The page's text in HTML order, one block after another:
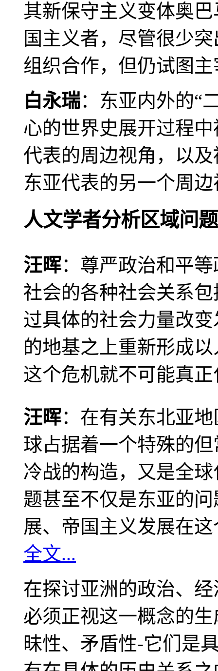
其新保守主义变体奥
国主义者，尽管很少
组织合作，但仍试图
白永瑞：东亚内外的“
心的世界史展开过程
代表的周边视角，以
东亚代表的另一个周
人文学者分析区域问题
汪晖：尊严政治和平
社会的各种社会关系
过具体的社会力量改
的地基之上重新形成
这个危机就不可能真
汪晖：在有关东北亚
球占据着一个特殊的
冷战的构造，又是全
题甚至不仅是东亚的
展、帝国主义发展在
全文...
在探讨亚洲的政治、
必须正视这一概念的
昧性、矛盾性-它们是